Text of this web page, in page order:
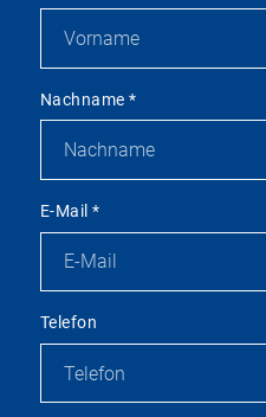
Nachname*
E-Mail*
Telefon